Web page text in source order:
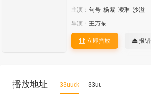
主演： 句号 杨紫 凌琳 沙溢
导演： 王万东
立即播放 报错
播放地址 33uuck 33uu